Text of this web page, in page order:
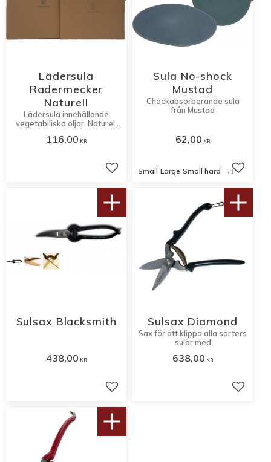
Lädersula
Radermecker
Naturell
Lädersula innehållande
vegetabiliska oljor. Naturell
116,00 KR
Lägg till i favoriter
Sula No-shock
Mustad
Chockabsorberande sula
från Mustad
62,00 KR
Lägg
Small Large Small hard +1
Sulsax Blacksmith
438,00 KR
Lägg till i favoriter
Sulsax Diamond
Sax för att klippa alla sorters
sulor med
638,00 KR
Lägg